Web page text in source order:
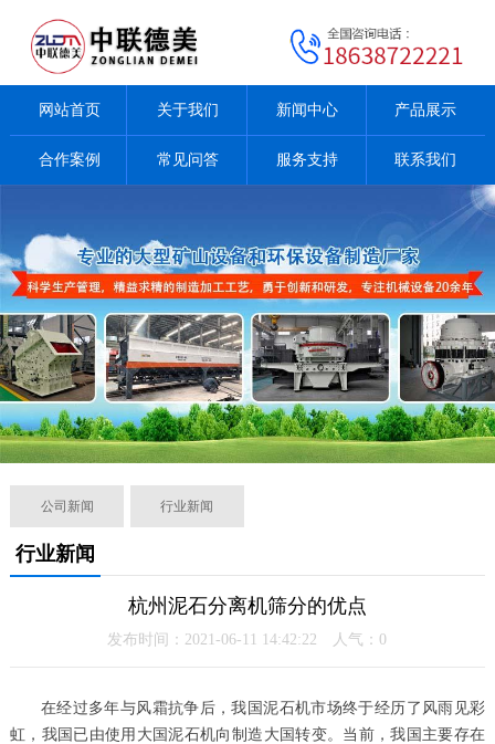
网站首页 关于我们 新闻中心 产品展示
合作案例 常见问答 服务支持 联系我们
公司新闻 行业新闻
行业新闻
杭州泥石分离机筛分的优点
发布时间：2021-06-11 14:42:22 人气： 0
在经过多年与风霜抗争后，我国泥石机市场终于经历了风雨见彩
虹，我国已由使用大国泥石机向制造大国转变。当前，我国主要存在